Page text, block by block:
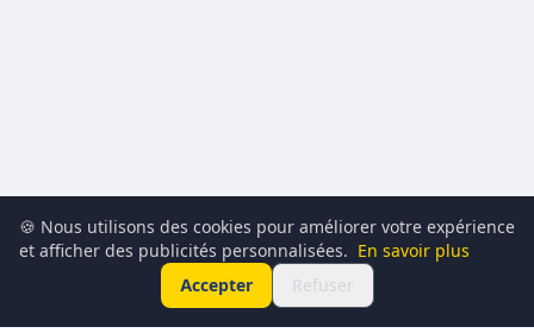
🍪 Nous utilisons des cookies pour améliorer votre expérience
et afficher des publicités personnalisées. En savoir plus
Accepter
Refuser